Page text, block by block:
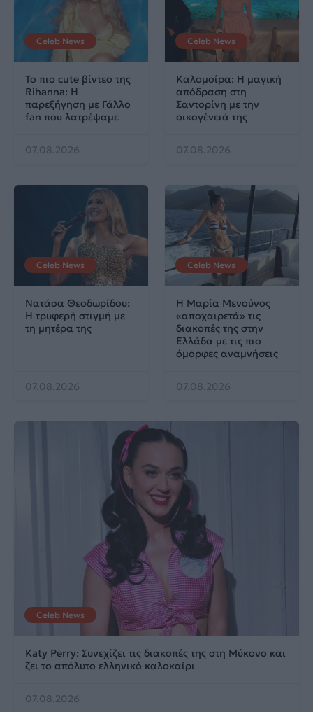
Celeb News
Το πιο cute βίντεο της
Rihanna: Η
παρεξήγηση με Γάλλο
fan που λατρέψαμε
07.08.2026
Celeb News
Καλομοίρα: Η μαγική
απόδραση στη
Σαντορίνη με την
οικογένειά της
07.08.2026
Celeb News
Νατάσα Θεοδωρίδου:
Η τρυφερή στιγμή με
τη μητέρα της
07.08.2026
Celeb News
Η Μαρία Μενούνος
«αποχαιρετά» τις
διακοπές της στην
Ελλάδα με τις πιο
όμορφες αναμνήσεις
07.08.2026
Celeb News
Katy Perry: Συνεχίζει τις διακοπές της στη Μύκονο και
ζει το απόλυτο ελληνικό καλοκαίρι
07.08.2026